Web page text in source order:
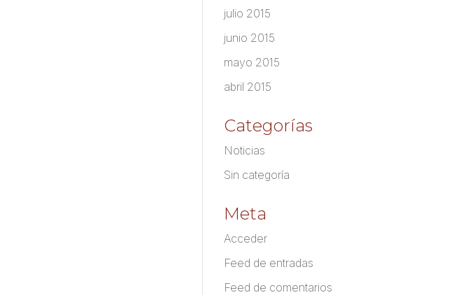
julio 2015
junio 2015
mayo 2015
abril 2015
Categorías
Noticias
Sin categoría
Meta
Acceder
Feed de entradas
Feed de comentarios